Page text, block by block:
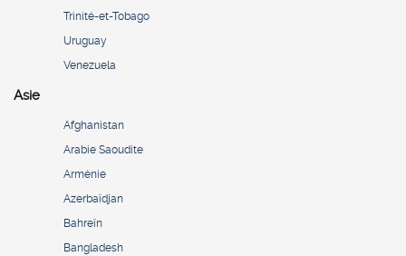
Trinité-et-Tobago
Uruguay
Venezuela
Asie
Afghanistan
Arabie Saoudite
Arménie
Azerbaïdjan
Bahreïn
Bangladesh